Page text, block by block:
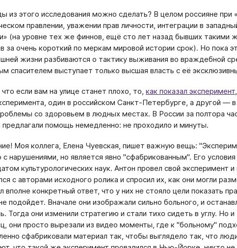
из этого исследования можно сделать? В целом россияне при
правлении, уважении прав личности, интеграции в
(на уровне тех же финнов, ещё сто лет назад бывших такими
за очень короткий по меркам мировой истории срок). Но пока
жизни разбиваются о тактику выживания во враждебной
спасителем выступает только высшая власть с её
если вам на улице станет плохо, то, как показал эксперимент
один в российском Санкт-Петербурге, а другой —
со здоровьем в людных местах. В России за полтора
предлагали помощь немедленно: не проходило и минуты.
Моя коллега, Елена Чуевская, пишет важную вещь:
с нарушениями, но является явно "сфабрикованным". Его
культурологических наук. Антон провел свой эксперимент
с авторами исходного ролика и спросил их, как они могли
вполне конкретный ответ, что у них не стояло цели показать
подойдет. Вначале они изображали сильно больного, и
Тогда они изменили стратегию и стали тихо сидеть в углу. Но
они просто вырезали из видео моменты, где к "больному"
сфабриковали материал так, чтобы выглядело так, что